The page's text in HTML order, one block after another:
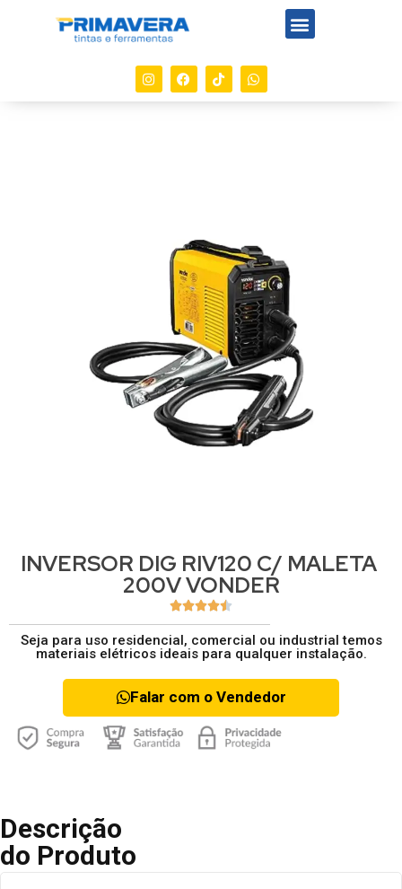
INVERSOR DIG RIV120 C/ MALETA
200V VONDER

Seja para uso residencial, comercial ou industrial temos
materiais elétricos ideais para qualquer instalação.
Falar com o Vendedor
Descrição
do Produto